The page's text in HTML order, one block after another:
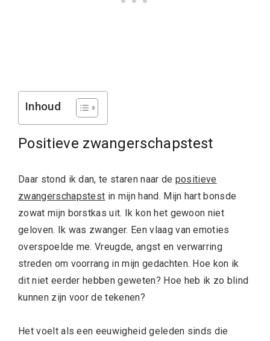
Inhoud
Positieve zwangerschapstest
Daar stond ik dan, te staren naar de positieve
zwangerschapstest in mijn hand. Mijn hart bonsde
zowat mijn borstkas uit. Ik kon het gewoon niet
geloven. Ik was zwanger. Een vlaag van emoties
overspoelde me. Vreugde, angst en verwarring
streden om voorrang in mijn gedachten. Hoe kon ik
dit niet eerder hebben geweten? Hoe heb ik zo blind
kunnen zijn voor de tekenen?
Het voelt als een eeuwigheid geleden sinds die